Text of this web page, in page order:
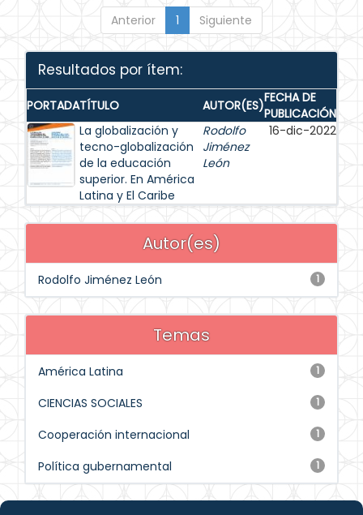
Anterior 1 Siguiente
Resultados por ítem:
PORTADATÍTULO AUTOR(ES)FECHA DE
PUBLICACIÓN
La globalización y
tecno-globalización
de la educación
superior. En América
Latina y El Caribe
Rodolfo
Jiménez
León
16-dic-2022
Autor(es)
1
Rodolfo Jiménez León
Temas
1
América Latina
1
CIENCIAS SOCIALES
1
Cooperación internacional
1
Política gubernamental